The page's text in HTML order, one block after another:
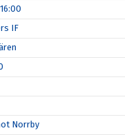
IF
Norrby